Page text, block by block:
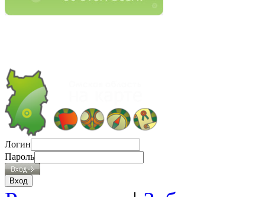
Логин
Пароль